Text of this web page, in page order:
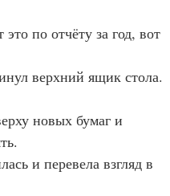
по отчёту за год, вот
верхний ящик стола.
новых бумаг и
и перевела взгляд в